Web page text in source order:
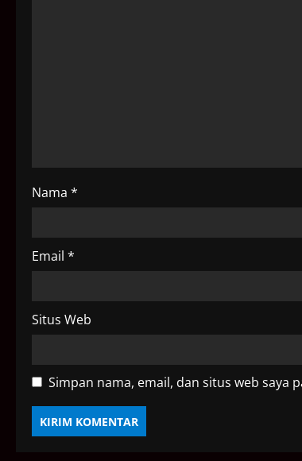
o
n
Nama *
Email *
Situs Web
Simpan nama, email, dan situs web saya